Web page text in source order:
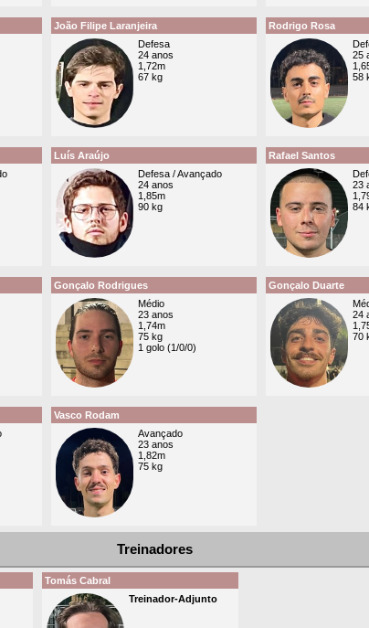
João Filipe Laranjeira
Defesa
24 anos
1,72m
67 kg
Rodrigo Rosa
25
58
Luís Araújo
Defesa / Avançado
24 anos
1,85m
90 kg
Rafael Santos
23
84
Gonçalo Rodrigues
Médio
23 anos
1,74m
75 kg
1 golo (1/0/0)
Gonçalo Duarte
24
70
Vasco Rodam
Avançado
23 anos
1,82m
75 kg
Treinadores
Tomás Cabral
Treinador-Adjunto